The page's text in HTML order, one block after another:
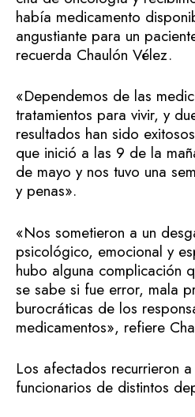
había medicamento
angustiante para un
recuerda Chaulón Vélez.
«Dependemos de las
tratamientos para vivir, y
resultados han sido
que inició a las 9 de la
de mayo y nos tuvo una
y penas».
«Nos sometieron a un
psicológico, emocional y
hubo alguna complicación
se sabe si fue error, mala
burocráticas de los
medicamentos», refiere
Los afectados recurrieron
funcionarios de distintos